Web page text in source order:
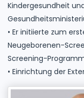
Kindergesundheit
• Er initiierte zum
Neugeborenen-
Screening-
• Einrichtung der